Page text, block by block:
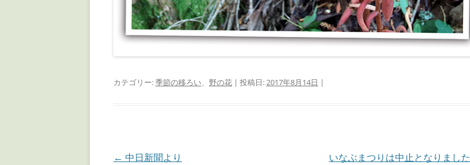
カテゴリー:季節の移ろい、 野の花 | 投稿日:2017年8月14日 |
投
← 中日新聞より いなぶまつりは中止となりました